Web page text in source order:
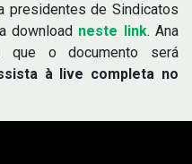
presidentes de Sindicatos
download neste link. Ana
que o documento será
à live completa no